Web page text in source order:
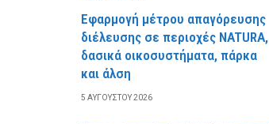
Εφαρμογή μέτρου απαγόρευσης
διέλευσης σε περιοχές NATURA,
δασικά οικοσυστήματα, πάρκα
και άλση
5 ΑΥΓΟΎΣΤΟΥ 2026